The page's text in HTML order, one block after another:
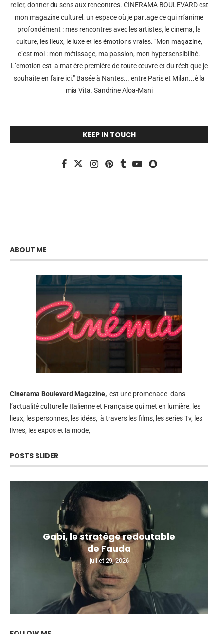
relier, donner du sens aux rencontres. CINERAMA BOULEVARD est
mon magazine culturel, un espace où je partage ce qui m’anime
profondément : mes rencontres avec les artistes, le cinéma, la
culture, les lieux, le luxe et les émotions vraies. "Mon magazine,
c’est moi : mon métissage, ma passion, mon hypersensibilité.
L’émotion est la matière première de toute œuvre et du récit que je
souhaite en faire ici." Basée à Nantes... entre Paris et Milan...è la
mia Vita. Sandrine Aloa-Mani
KEEP IN TOUCH
ABOUT ME
Cinerama Boulevard Magazine, est une promenade dans
l’actualité culturelle Italienne et Française qui met en lumière, les
lieux, les personnes, les idées, à travers les films, les series Tv, les
livres, les expos et la mode,
POSTS SLIDER
Gabi, le stratège redoutable
de Fauda
juillet 29, 2026